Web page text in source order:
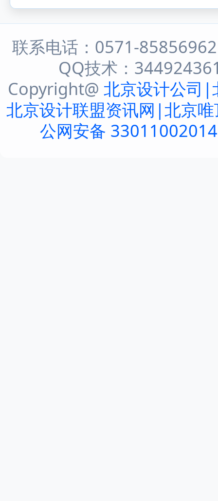
联系电话：0571-
QQ技术：
Copyright@ 北京设计公司|
北京设计联盟资讯网|北京
公网安备